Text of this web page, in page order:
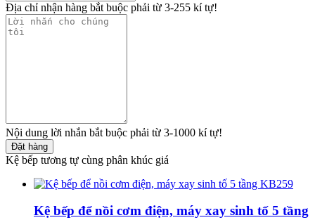
Địa chỉ nhận hàng bắt buộc phải từ 3-255 kí tự!
Nội dung lời nhắn bắt buộc phải từ 3-1000 kí tự!
Đặt hàng
Kệ bếp tương tự cùng phân khúc giá
Kệ bếp để nồi cơm điện, máy xay sinh tố 5 tầng